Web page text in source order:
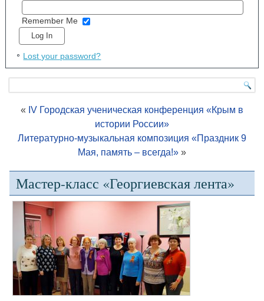
Remember Me
Lost your password?
« IV Городская ученическая конференция «Крым в
истории России»
Литературно-музыкальная композиция «Праздник 9
Мая, память – всегда!» »
Мастер-класс «Георгиевская лента»